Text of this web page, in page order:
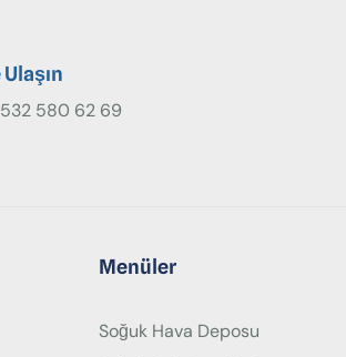
580 62 69
Menüler
Soğuk Hava Deposu